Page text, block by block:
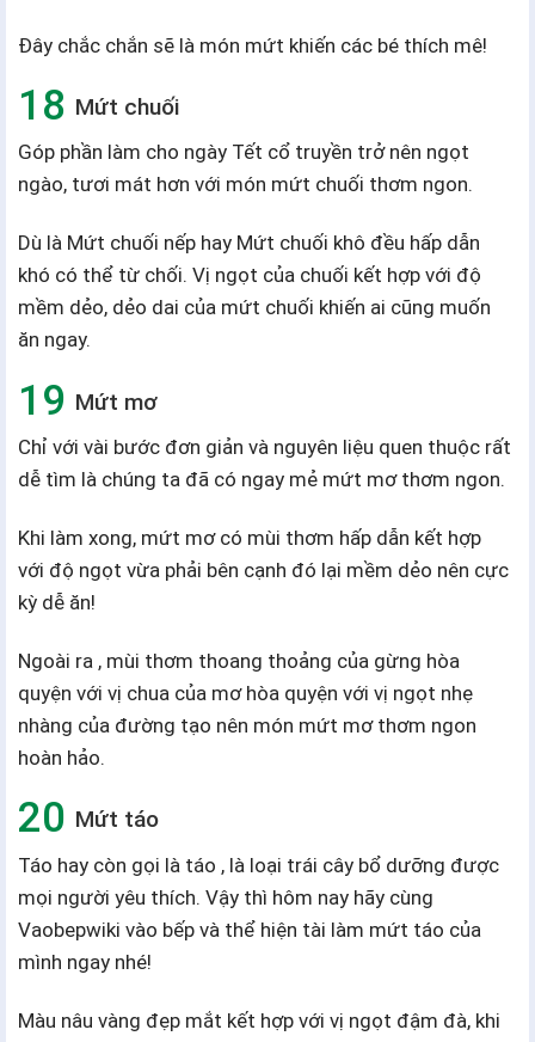
Đây chắc chắn sẽ là món mứt khiến các bé thích mê!
Mứt chuối
Góp phần làm cho ngày Tết cổ truyền trở nên ngọt
ngào, tươi mát hơn với món mứt chuối thơm ngon.
Dù là Mứt chuối nếp hay Mứt chuối khô đều hấp dẫn
khó có thể từ chối. Vị ngọt của chuối kết hợp với độ
mềm dẻo, dẻo dai của mứt chuối khiến ai cũng muốn
ăn ngay.
Mứt mơ
Chỉ với vài bước đơn giản và nguyên liệu quen thuộc rất
dễ tìm là chúng ta đã có ngay mẻ mứt mơ thơm ngon.
Khi làm xong, mứt mơ có mùi thơm hấp dẫn kết hợp
với độ ngọt vừa phải bên cạnh đó lại mềm dẻo nên cực
kỳ dễ ăn!
Ngoài ra , mùi thơm thoang thoảng của gừng hòa
quyện với vị chua của mơ hòa quyện với vị ngọt nhẹ
nhàng của đường tạo nên món mứt mơ thơm ngon
hoàn hảo.
Mứt táo
Táo hay còn gọi là táo , là loại trái cây bổ dưỡng được
mọi người yêu thích. Vậy thì hôm nay hãy cùng
Vaobepwiki vào bếp và thể hiện tài làm mứt táo của
mình ngay nhé!
Màu nâu vàng đẹp mắt kết hợp với vị ngọt đậm đà, khi